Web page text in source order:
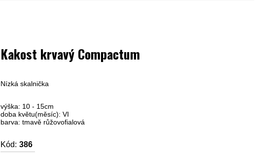
Kakost krvavý Compactum
Nízká skalnička
výška: 10 - 15cm
doba květu(měsíc): VI
barva: tmavě růžovofialová
Kód: 386